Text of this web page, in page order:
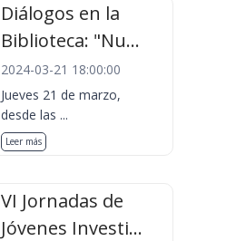
Diálogos en la
Biblioteca: "Nu...
2024-03-21 18:00:00
Jueves 21 de marzo,
desde las ...
Leer más
VI Jornadas de
Jóvenes Investi...